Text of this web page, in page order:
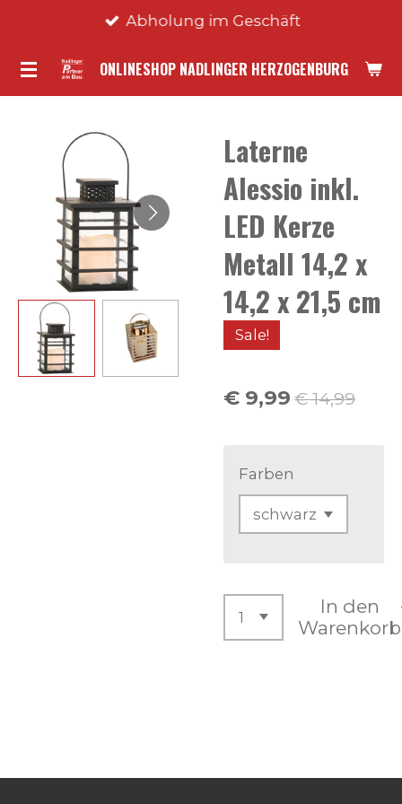
springen
ONLINESHOP NADLINGER HERZOGENBURG
Abholung im Geschäft
Laterne
Alessio inkl.
LED Kerze
Metall 14,2 x
14,2 x 21,5 cm
Sale!
€ 9,99 € 14,99
Farben
In den
Warenkorb